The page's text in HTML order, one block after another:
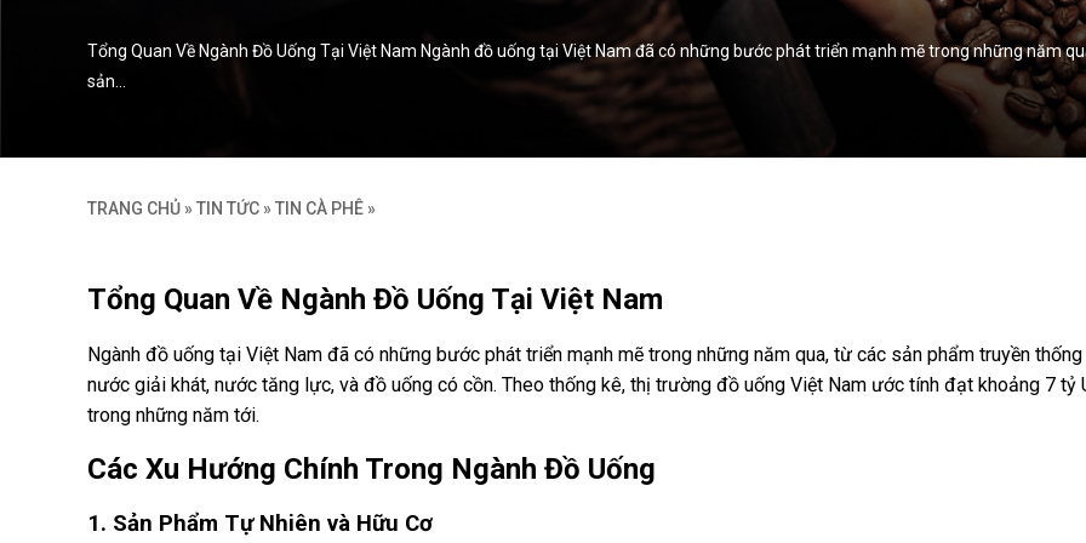
Tổng Quan Về Ngành Đồ Uống Tại Việt Nam Ngành đồ uống tại Việt Nam đã có những bước phát triển mạnh mẽ trong những năm
sản…
TRANG CHỦ » TIN TỨC » TIN CÀ PHÊ »
Tổng Quan Về Ngành Đồ Uống Tại Việt Nam
Ngành đồ uống tại Việt Nam đã có những bước phát triển mạnh mẽ trong những năm qua, từ các sản phẩm truyền
nước giải khát, nước tăng lực, và đồ uống có cồn. Theo thống kê, thị trường đồ uống Việt Nam ước tính đạt khoảng 7
trong những năm tới.
Các Xu Hướng Chính Trong Ngành Đồ Uống
1. Sản Phẩm Tự Nhiên và Hữu Cơ